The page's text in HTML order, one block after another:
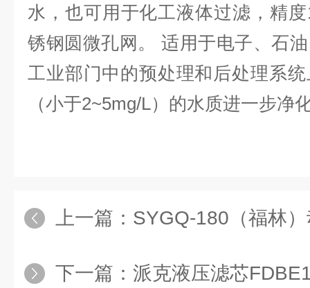
水，也可用于化工液体过滤，精
锈钢圆微孔网。 适用于电子、石
工业部门中的预处理和后处理系
（小于2~5mg/L）的水质进一步净
上一篇： SYGQ-180（福林
下一篇： 派克液压滤芯